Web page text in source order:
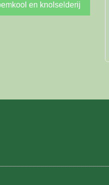
en knolselderij